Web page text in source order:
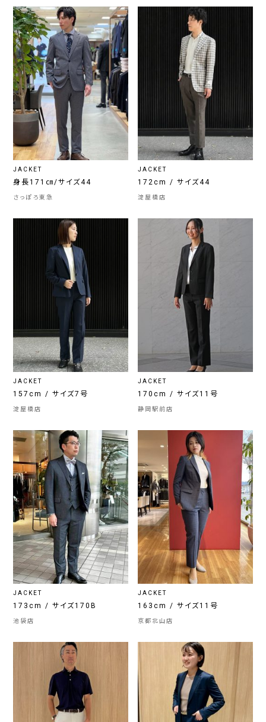
JACKET
身長171㎝/サイズ44
さっぽろ東急
JACKET
172cm / サイズ44
淀屋橋店
JACKET
157cm / サイズ7号
淀屋橋店
JACKET
170cm / サイズ11号
静岡駅前店
JACKET
173cm / サイズ170B
池袋店
JACKET
163cm / サイズ11号
京都北山店